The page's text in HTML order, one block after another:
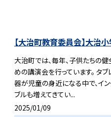
【大治町教育委員会】大治
大治町では、毎年、子供たちの
めの講演会を行っています。 タブ
器が児童の身近になる中で、イ
ブルも増えてきてい...
2025/01/09